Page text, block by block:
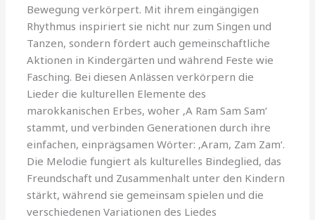
Bewegung verkörpert. Mit ihrem eingängigen
Rhythmus inspiriert sie nicht nur zum Singen und
Tanzen, sondern fördert auch gemeinschaftliche
Aktionen in Kindergärten und während Feste wie
Fasching. Bei diesen Anlässen verkörpern die
Lieder die kulturellen Elemente des
marokkanischen Erbes, woher ‚A Ram Sam Sam‘
stammt, und verbinden Generationen durch ihre
einfachen, einprägsamen Wörter: ‚Aram, Zam Zam‘.
Die Melodie fungiert als kulturelles Bindeglied, das
Freundschaft und Zusammenhalt unter den Kindern
stärkt, während sie gemeinsam spielen und die
verschiedenen Variationen des Liedes